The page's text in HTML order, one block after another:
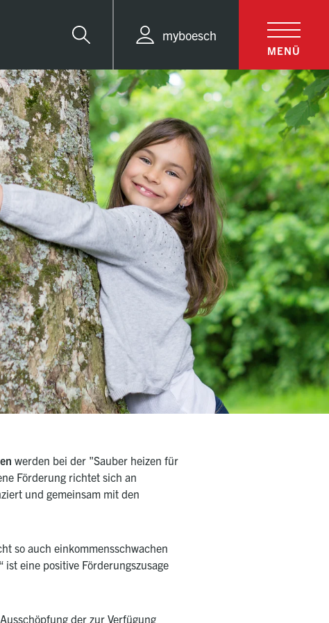
Suche
myboesch
MENÜ
werden bei der "Sauber heizen für
Förderung richtet sich an
und gemeinsam mit den
so auch einkommensschwachen
eine positive Förderungszusage
der zur Verfügung